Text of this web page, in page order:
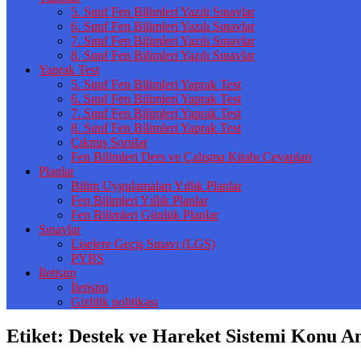
5. Sınıf Fen Bilimleri Yazılı Sınavlar
6. Sınıf Fen Bilimleri Yazılı Sınavlar
7. Sınıf Fen Bilimleri Yazılı Sınavlar
8. Sınıf Fen Bilimleri Yazılı Sınavlar
Yaprak Test
5. Sınıf Fen Bilimleri Yaprak Test
6. Sınıf Fen Bilimleri Yaprak Test
7. Sınıf Fen Bilimleri Yaprak Test
8. Sınıf Fen Bilimleri Yaprak Test
Çıkmış Sorular
Fen Bilimleri Ders ve Çalışma Kitabı Cevapları
Planlar
Bilim Uygulamaları Yıllık Planlar
Fen Bilimleri Yıllık Planlar
Fen Bilimleri Günlük Planlar
Sınavlar
Liselere Geçiş Sınavı (LGS)
PYBS
İletişim
İletişim
Gizlilik politikası
Etiket: Destek ve Hareket Sistemi Konu